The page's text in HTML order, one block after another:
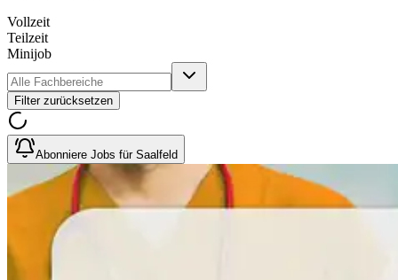
Vollzeit
Teilzeit
Minijob
Filter zurücksetzen
Abonniere Jobs für Saalfeld